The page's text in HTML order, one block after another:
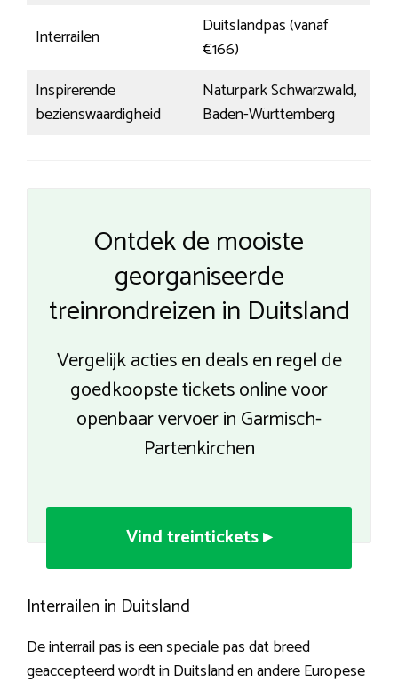
Interrailen
Duitslandpas (vanaf
€166)
Inspirerende
bezienswaardigheid
Naturpark Schwarzwald,
Baden-Württemberg
Ontdek de mooiste
georganiseerde
treinrondreizen in Duitsland
Vergelijk acties en deals en regel de
goedkoopste tickets online voor
openbaar vervoer in Garmisch-
Partenkirchen
Vind treintickets ▸
Interrailen in Duitsland
De interrail pas is een speciale pas dat breed
geaccepteerd wordt in Duitsland en andere Europese